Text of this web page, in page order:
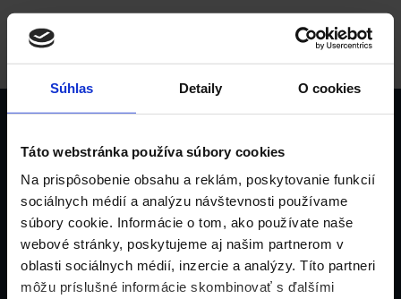
Súhlas Detaily O cookies
Táto webstránka používa súbory cookies
Na prispôsobenie obsahu a reklám, poskytovanie funkcií
sociálnych médií a analýzu návštevnosti používame
súbory cookie. Informácie o tom, ako používate naše
webové stránky, poskytujeme aj našim partnerom v
oblasti sociálnych médií, inzercie a analýzy. Títo partneri
môžu príslušné informácie skombinovať s ďalšími
Je nám ľúto, ale požadovaná stránka nebola nájdená.
POTLAČENÉ LEPIACE PÁSKY PP (BOPP)
POTLAČENÉ LEPIACE PÁSKY PVC
PAPIEROVÉ POTLAČENÉ LEPIACE PÁSKY
VÝSTRAŽNÉ VYTYČOVACIE PÁSKY S POTLAČOU
POTLAČENÉ SAMOLEPIACE PERFOROVANÉ ŠTÍTKY
SAMOLEPIACE ETIKETY A ŠTÍTKY